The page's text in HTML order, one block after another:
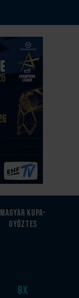
Magyar kupa-
győztes
8x